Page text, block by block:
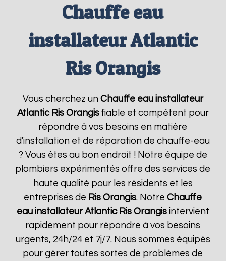
Chauffe eau
installateur Atlantic
Ris Orangis
Vous cherchez un Chauffe eau installateur
Atlantic Ris Orangisfiable et compétent pour
répondre à vos besoins en matière
d'installation et de réparation de chauffe-eau
? Vous êtes au bon endroit ! Notre équipe de
plombiers expérimentés offre des services de
haute qualité pour les résidents et les
entreprises de Ris Orangis. NotreChauffe
eau installateur Atlantic Ris Orangisintervient
rapidement pour répondre à vos besoins
urgents, 24h/24 et 7j/7. Nous sommes équipés
pour gérer toutes sortes de problèmes de